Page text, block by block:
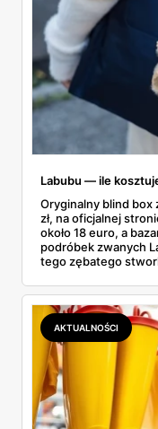
Labubu — ile
Oryginalny blind box
zł, na oficjalnej
około 18 euro, a
podróbek zwanych
tego zębatego
kosztuje i po czym
podróbki. Spisałam
łącznie z jedną
AKTUALNOŚCI